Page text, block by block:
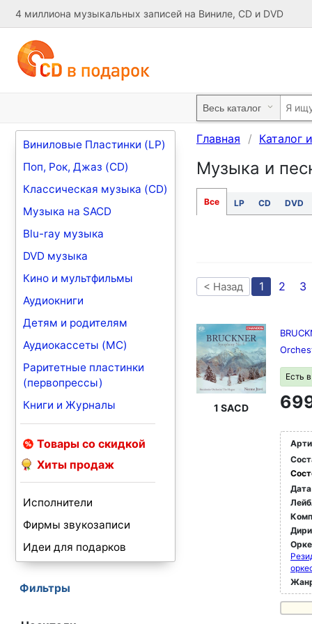
4 миллиона музыкальных записей на Виниле, CD и DVD
Виниловые Пластинки (LP)
Поп, Рок, Джаз (CD)
Классическая музыка (CD)
Музыка на SACD
Blu-ray музыка
DVD музыка
Кино и мультфильмы
Аудиокниги
Детям и родителям
Аудиокассеты (MC)
Раритетные пластинки
(первопрессы)
Книги и Журналы
Товары со скидкой
Хиты продаж
Исполнители
Фирмы звукозаписи
Идеи для подарков
Фильтры
Главная Каталог
Музыка и
Все LP CD DVD
< Назад 1 2 3
1 SACD
Есть